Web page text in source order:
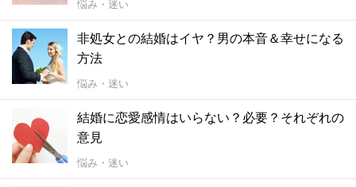
悩み・迷い
非処女との結婚はイヤ？男の本音＆幸せになる
方法
悩み・迷い
結婚に恋愛感情はいらない？必要？それぞれの
意見
悩み・迷い